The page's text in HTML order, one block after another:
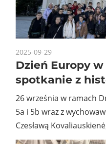
2025-09-29
Dzień Europy
spotkanie z
26 września w ramach
5a i 5b wraz z
Czesławą